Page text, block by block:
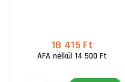
18 415 Ft
ÁFA nélkül 14 500 Ft